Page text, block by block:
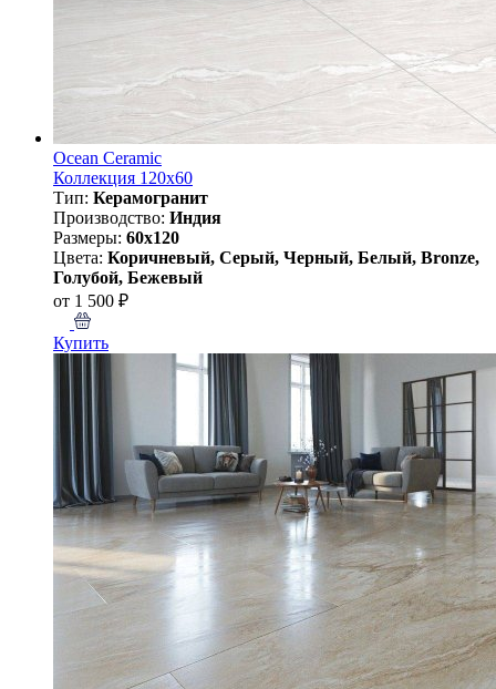
Ocean Ceramic
Коллекция 120x60
Тип: Керамогранит
Производство: Индия
Размеры: 60x120
Цвета: Коричневый, Серый, Черный, Белый, Bronze,
Голубой, Бежевый
от 1 500 ₽
Купить